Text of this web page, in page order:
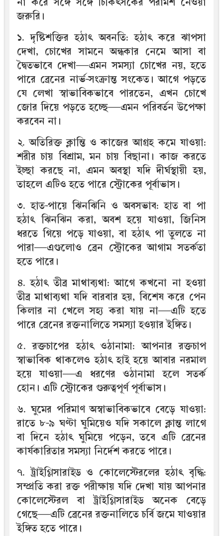
জরুরি।
১. দৃষ্টিশক্তির হঠাৎ অবনতি: হঠাৎ করে ঝাপসা
দেখা, চোখের সামনে অন্ধকার নেমে আসা বা
দ্বৈতভাবে দেখা—এমন সমস্যা চোখের নয়, হতে
পারে ব্রেনের নার্ভ-সংক্রান্ত সংকেত। আগে পড়তে
যে লেখা স্বাভাবিকভাবে পারতেন, এখন চোখে
জোর দিয়ে পড়তে হচ্ছে—এমন পরিবর্তন উপেক্ষা
করবেন না।
২. অতিরিক্ত ক্লান্তি ও কাজের আগ্রহ কমে যাওয়া:
শরীর চায় বিশ্রাম, মন চায় বিছানা। কাজ করতে
ইচ্ছা করছে না, এমন অবস্থা যদি দীর্ঘস্থায়ী হয়,
তাহলে এটিও হতে পারে স্ট্রোকের পূর্বাভাস।
৩. হাত-পায়ে ঝিনঝিনি ও অবসভাব: হাত বা পা
হঠাৎ ঝিনঝিন করা, অবশ হয়ে যাওয়া, জিনিস
ধরতে গিয়ে পড়ে যাওয়া, বা হঠাৎ পা তুলতে না
পারা—এগুলোও ব্রেন স্ট্রোকের আগাম সতর্কতা
হতে পারে।
৪. হঠাৎ তীব্র মাথাব্যথা: আগে কখনো না হওয়া
তীব্র মাথাব্যথা যদি বারবার হয়, বিশেষ করে পেন
কিলার না খেলে সহ্য করা যায় না—এটি হতে
পারে ব্রেনের রক্তনালিতে সমস্যা হওয়ার ইঙ্গিত।
৫. রক্তচাপের হঠাৎ ওঠানামা: আপনার রক্তচাপ
স্বাভাবিক থাকলেও হঠাৎ হাই হয়ে আবার নরমাল
হয়ে যাওয়া—এ ধরণের ওঠানামা হলে সতর্ক
হোন। এটি স্ট্রোকের গুরুত্বপূর্ণ পূর্বাভাস।
৬. ঘুমের পরিমাণ অস্বাভাবিকভাবে বেড়ে যাওয়া:
রাতে ৮-৯ ঘণ্টা ঘুমিয়েও যদি সকালে ক্লান্ত লাগে
বা দিনে হঠাৎ ঘুমিয়ে পড়েন, তবে এটি ব্রেনের
কার্যকারিতার সমস্যা নির্দেশ করতে পারে।
৭. ট্রাইগ্লিসারাইড ও কোলেস্টেরলের হঠাৎ বৃদ্ধি:
সম্প্রতি করা রক্ত পরীক্ষায় যদি দেখা যায় আপনার
কোলেস্টেরল বা ট্রাইগ্লিসারাইড অনেক বেড়ে
গেছে—এটি ব্রেনের রক্তনালিতে চর্বি জমে যাওয়ার
ইঙ্গিত হতে পারে।